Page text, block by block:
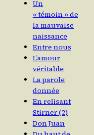
Un
« témoin » de
la mauvaise
naissance
Entre nous
L’amour
véritable
La parole
donnée
En relisant
Stirner (2)
Don Juan